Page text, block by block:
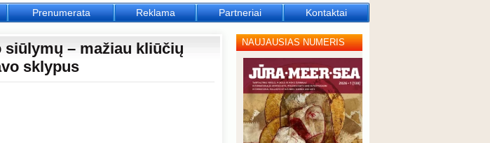
– mažiau kliūčių
sklypus
NAUJAUSIAS NUMERIS
Prenumerata Reklama Partneriai Kontaktai